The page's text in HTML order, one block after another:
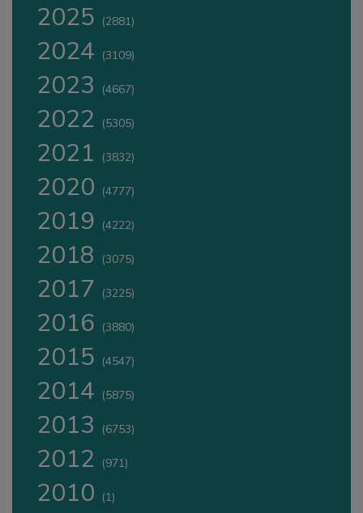
2025 (2881)
2024 (3109)
2023 (4667)
2022 (5305)
2021 (3832)
2020 (4777)
2019 (4222)
2018 (3075)
2017 (3225)
2016 (3880)
2015 (4547)
2014 (5875)
2013 (6753)
2012 (971)
2010 (1)